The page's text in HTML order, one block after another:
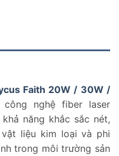
Faith 20W / 30W /
công nghệ fiber laser
năng khắc sắc nét,
liệu kim loại và phi
trong môi trường sản